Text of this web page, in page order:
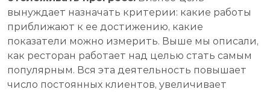
вынуждает назначать критерии: какие работы
приближают к ее достижению, какие
показатели можно измерить. Выше мы описали,
как ресторан работает над целью стать самым
популярным. Вся эта деятельность повышает
число постоянных клиентов, увеличивает